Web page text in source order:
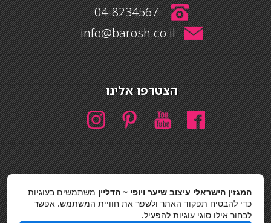
04-8234567
info@barosh.co.il
הצטרפו אלינו
חיפוש
המגזין הישראלי עיצוב שיער ויופי ~ הדליין משתמשים בעוגיות
כדי להבטיח תפקוד האתר ולשפר את חוויית המשתמש. אפשר
לבחור אילו סוגי עוגיות להפעיל.